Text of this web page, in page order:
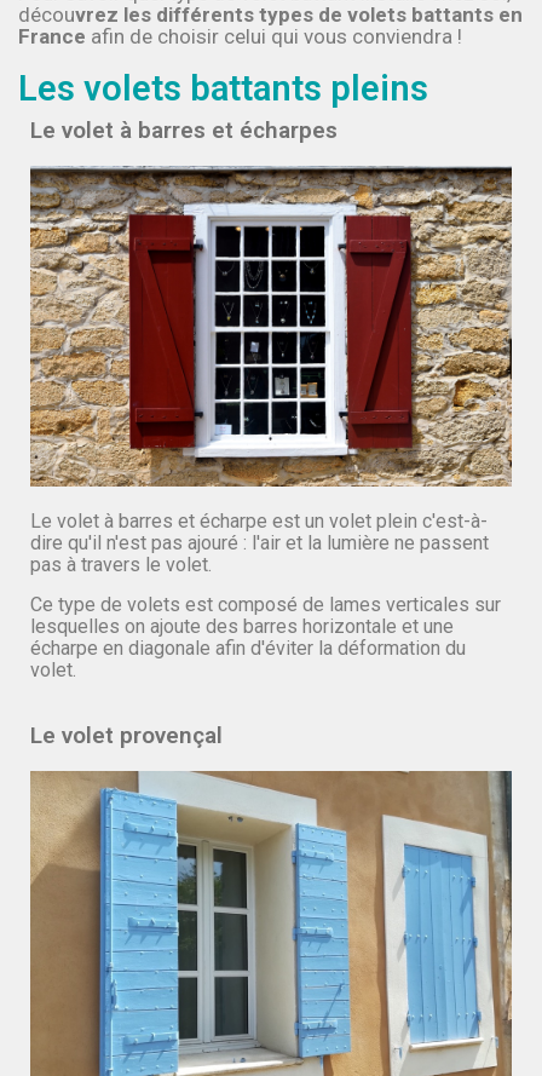
découvrez les différents types de volets battants en
France afin de choisir celui qui vous conviendra !
Les volets battants pleins
Le volet à barres et écharpes
Le volet à barres et écharpe est un volet plein c'est-à-
dire qu'il n'est pas ajouré : l'air et la lumière ne passent
pas à travers le volet.
Ce type de volets est composé de lames verticales sur
lesquelles on ajoute des barres horizontale et une
écharpe en diagonale afin d'éviter la déformation du
volet.
Le volet provençal